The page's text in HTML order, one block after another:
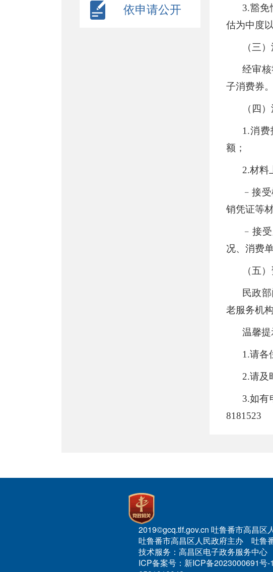
依申请公开 3.豁免
估为中度
（三
经审
子消费券。
（四）
1.消费
额；
2.材料
﹣接
销凭证等
﹣接
况、消费
（五
民政
老服务机
温馨提
1.请各
2.请及
3.如有
8181523
2019©gcq.tlf.gov.cn 吐鲁番市高昌区
吐鲁番市高昌区人民政府主办 吐鲁
技术服务：高昌区电子政务服务中心
ICP备案号：新ICP备2023000691号